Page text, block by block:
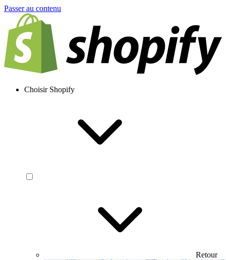
Passer au contenu
Choisir Shopify
Retour